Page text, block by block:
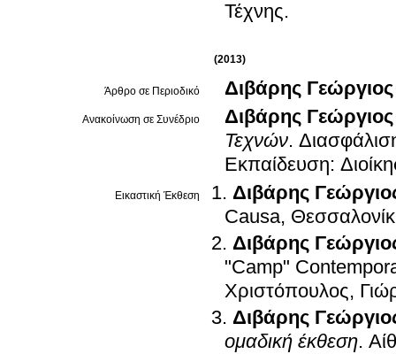
Τέχνης.
(2013)
Άρθρο σε Περιοδικό Διβάρης Γεώργιος
Ανακοίνωση σε Συνέδριο
Διβάρης Γεώργιος
Τεχνών.
Εκπαίδευση:
Εικαστική Έκθεση
Διβάρης
Causa,
Διβάρης
"Camp"
Χριστόπουλος,
Διβάρης
ομαδική έκθεση.